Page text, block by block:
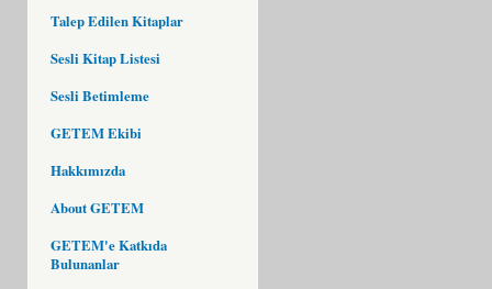
Talep Edilen Kitaplar
Sesli Kitap Listesi
Sesli Betimleme
GETEM Ekibi
Hakkımızda
About GETEM
GETEM'e Katkıda
Bulunanlar